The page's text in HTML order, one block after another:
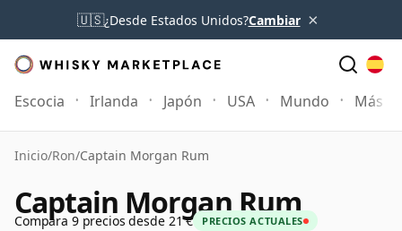
🇺🇸¿Desde Estados Unidos?Cambiar ×
Escocia Irlanda Japón USA Mundo Más
Inicio/Ron/Captain Morgan Rum
Captain Morgan Rum
Compara 9 precios desde 21 € PRECIOS ACTUALES